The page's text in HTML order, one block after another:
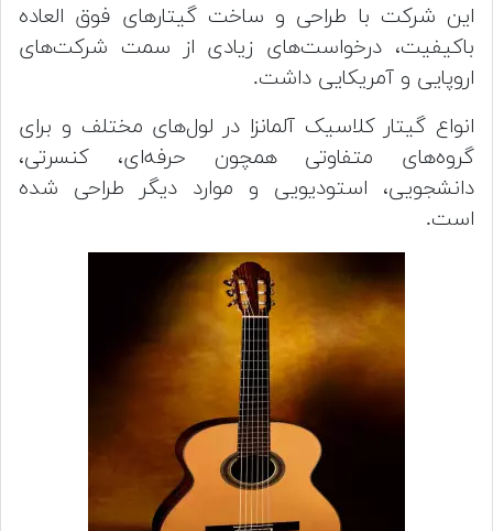
این شرکت با طراحی و ساخت گیتارهای فوق العاده
باکیفیت، درخواست‌های زیادی از سمت شرکت‌های
اروپایی و آمریکایی داشت.
انواع گیتار کلاسیک آلمانزا در لول‌های مختلف و برای
گروه‌های متفاوتی همچون حرفه‌ای، کنسرتی،
دانشجویی، استودیویی و موارد دیگر طراحی شده
است.